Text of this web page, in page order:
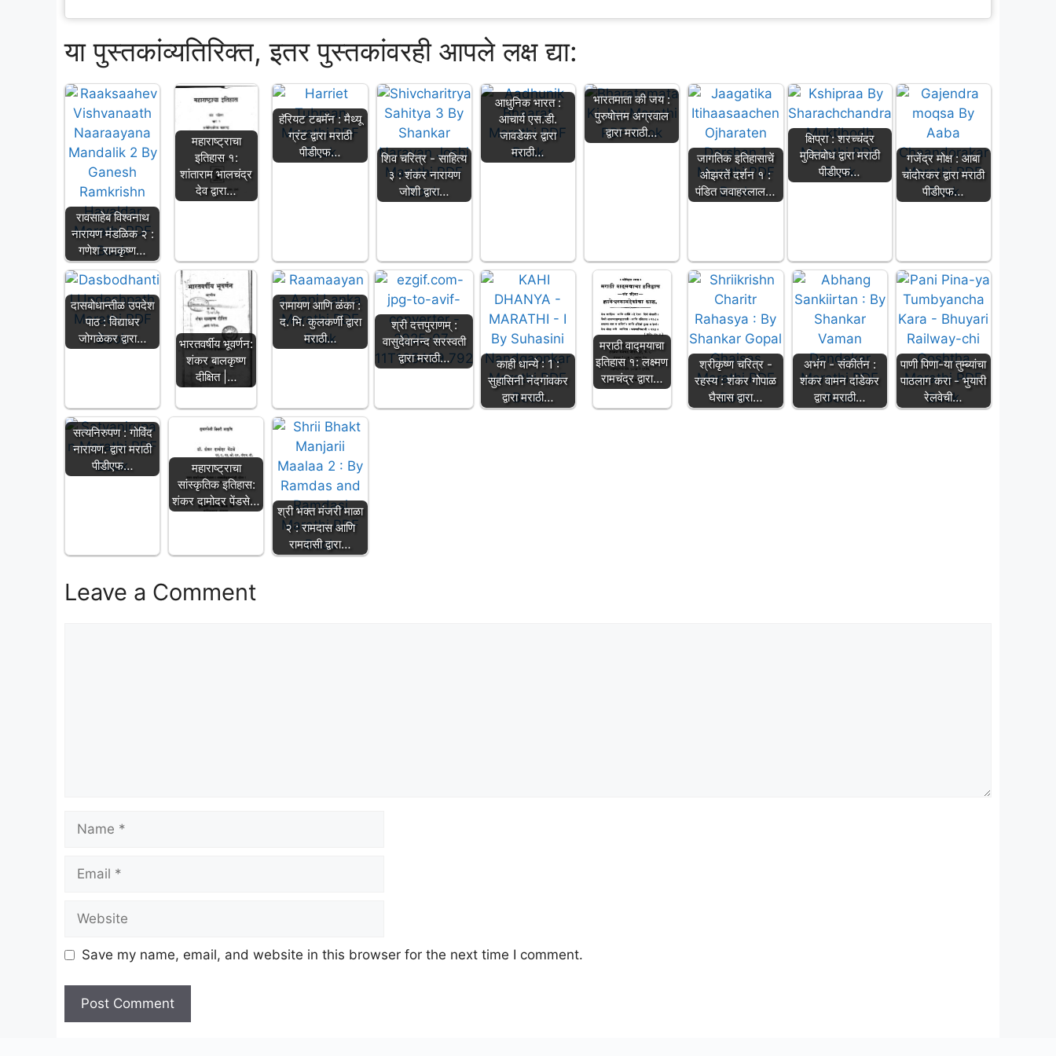
या पुस्तकांव्यतिरिक्त, इतर पुस्तकांवरही आपले लक्ष द्या:
रावसाहेब विश्वनाथ
नारायण मंडळिक २ :
गणेश रामकृष्ण…
महाराष्ट्राचा
इतिहास १:
शांताराम भालचंद्र
देव द्वारा…
हॅरियट टबमॅन : मैथ्यू
ग्रंट द्वारा मराठी
पीडीएफ…
शिव चरित्र - साहित्य
३ : शंकर नारायण
जोशी द्वारा…
आधुनिक भारत :
आचार्य एस.डी.
जावडेकर द्वारा
मराठी…
भारतमाता की जय :
पुरुषोत्तम अग्रवाल
द्वारा मराठी…
जागतिक इतिहासाचें
ओझरतें दर्शन १ :
पंडित जवाहरलाल…
क्षिप्रा : शरच्चंद्र
मुक्तिबोध द्वारा मराठी
पीडीएफ…
गजेंद्र मोक्ष : आबा
चांदोरकर द्वारा मराठी
पीडीएफ…
दासबोधान्तीळ उपदेश
पाठ : विद्याधर
जोगळेकर द्वारा…
भारतवर्षीय भूवर्णन:
शंकर बालकृष्ण
दीक्षित |…
रामायण आणि ळंका :
द. भि. कुलकर्णी द्वारा
मराठी…
श्री दत्तपुराणम् :
वासुदेवानन्द सरस्वती
द्वारा मराठी…
काही धान्ये : 1 :
सुहासिनी नंदगांवकर
द्वारा मराठी…
मराठी वाद्मयाचा
इतिहास १: लक्ष्मण
रामचंद्र द्वारा…
श्रीकृष्ण चरित्र -
रहस्य : शंकर गोपाळ
घैसास द्वारा…
अभंग - संकीर्तन :
शंकर वामन दांडेकर
द्वारा मराठी…
पाणी पिणा-या तुम्ब्यांचा
पाठलाग करा - भुयारी
रेलवेची…
सत्यनिरुपण : गोविंद
नारायण. द्वारा मराठी
पीडीएफ…
महाराष्ट्राचा
सांस्कृतिक इतिहास:
शंकर दामोदर पेंडसे…
श्री भक्त मंजरी माळा
२ : रामदास आणि
रामदासी द्वारा…
Leave a Comment
Name
Email
Website
Save my name, email, and website in this browser for the next time I comment.